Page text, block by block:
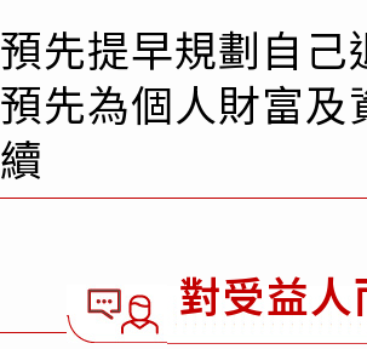
預先提早規劃自己
預先為個人財富
續
對受益